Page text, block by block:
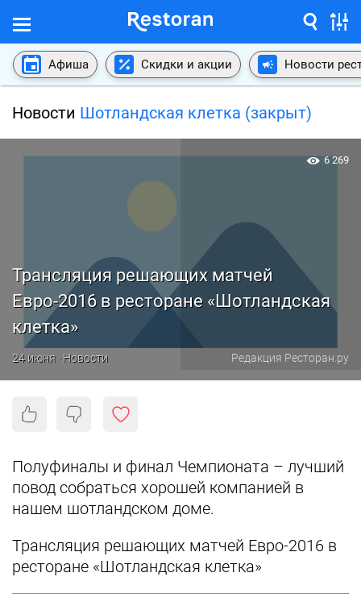
Афиша Скидки и акции Новости
Новости Шотландская клетка (закрыт)
Трансляция решающих матчей
Евро-2016 в ресторане «Шотландская
клетка»
24 июня · Новости Редакция Ресторан.ру
6 269
Полуфиналы и финал Чемпионата – лучший
повод собраться хорошей компанией в
нашем шотландском доме.
Трансляция решающих матчей Евро-2016 в
ресторане «Шотландская клетка»